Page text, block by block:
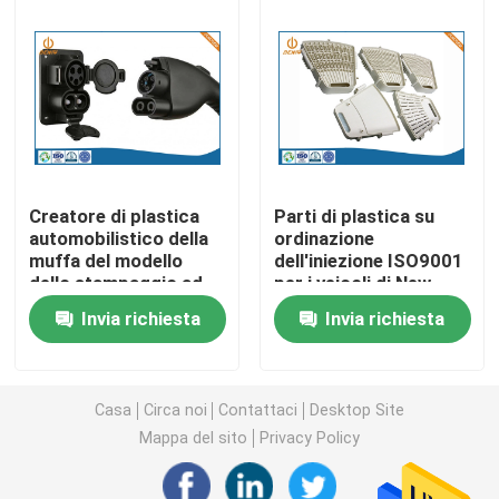
Parti di giro di CNC
Parti di fresatura di CNC
Parti di plastica su ordinazione dell'iniezione
Stampaggi ad iniezione di plastica
la muffa della pressofusione
I ricambi auto della pressofusione
Creatore di plastica
automobilistico della
muffa del modello
dello stampaggio ad
iniezione del ODM
dell'OEMInvia richiesta
Parti di plastica su
ordinazione
dell'iniezione ISO9001
per i veicoli di New
Energy
Invia richiesta
Casa Circa noi Contattaci
Desktop Site
Mappa del sito
Privacy Policy